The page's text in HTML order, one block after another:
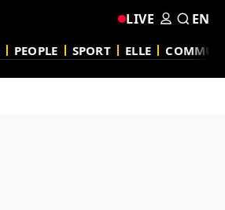
PEOPLE SPORT ELLE
LIVE EN